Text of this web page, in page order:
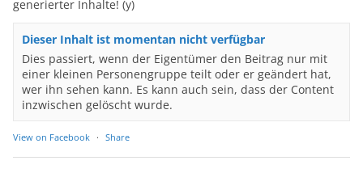
generierter Inhalte! (y)
Dieser Inhalt ist momentan nicht verfügbar
Dies passiert, wenn der Eigentümer den Beitrag nur mit
einer kleinen Personengruppe teilt oder er geändert hat,
wer ihn sehen kann. Es kann auch sein, dass der Content
inzwischen gelöscht wurde.
View on Facebook · Share